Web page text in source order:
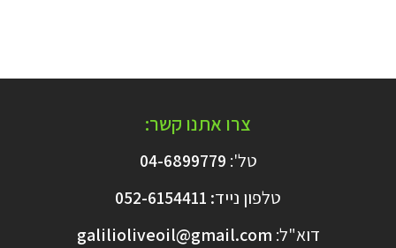
צרו אתנו קשר:
טל': 04-6899779
טלפון נייד:
052-6154411
דוא"ל: galilioliveoil@gmail.com​